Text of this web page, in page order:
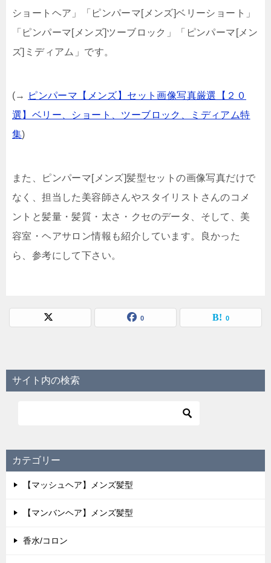
ショートヘア」「ピンパーマ[メンズ]ベリーショート」
「ピンパーマ[メンズ]ツーブロック」「ピンパーマ[メン
ズ]ミディアム」です。
(→
ピンパーマ【メンズ】セット画像写真厳選【２０
選】ベリー、ショート、ツーブロック、ミディアム特
集)
また、ピンパーマ[メンズ]髪型セットの画像写真だけで
なく、担当した美容師さんやスタイリストさんのコメ
ントと髪量・髪質・太さ・クセのデータ、そして、美
容室・ヘアサロン情報も紹介しています。良かった
ら、参考にして下さい。
0 0
サイト内の検索
カテゴリー
【マッシュヘア】メンズ髪型
【マンバンヘア】メンズ髪型
香水/コロン